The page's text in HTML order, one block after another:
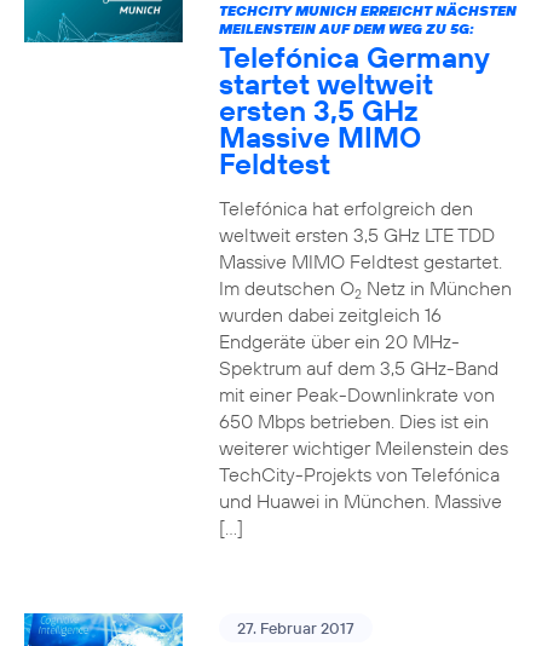
TECHCITY MUNICH ERREICHT NÄCHSTEN
MEILENSTEIN AUF DEM WEG ZU 5G:
Telefónica Germany
startet weltweit
ersten 3,5 GHz
Massive MIMO
Feldtest
Telefónica hat erfolgreich den
weltweit ersten 3,5 GHz LTE TDD
Massive MIMO Feldtest gestartet.
Im deutschen O2Netz in München
wurden dabei zeitgleich 16
Endgeräte über ein 20 MHz-
Spektrum auf dem 3,5 GHz-Band
mit einer Peak-Downlinkrate von
650 Mbps betrieben. Dies ist ein
weiterer wichtiger Meilenstein des
TechCity-Projekts von Telefónica
und Huawei in München. Massive
[…]
27. Februar 2017